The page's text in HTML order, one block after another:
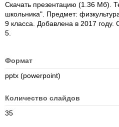
Скачать презентацию (1.36 Мб).
школьника". Предмет:
9 класса. Добавлена в 2017
5.
Формат
pptx (powerpoint)
Количество слайдов
35